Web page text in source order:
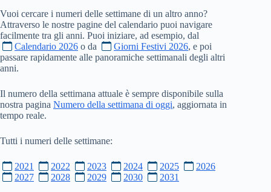
Vuoi cercare i numeri delle settimane di un altro anno?
Attraverso le nostre pagine del calendario puoi navigare
facilmente tra gli anni. Puoi iniziare, ad esempio, dal
Calendario 2026 o da Giorni Festivi 2026, e poi
passare rapidamente alle panoramiche settimanali degli altri
anni.
Il numero della settimana attuale è sempre disponibile sulla
nostra pagina Numero della settimana di oggi, aggiornata in
tempo reale.
Tutti i numeri delle settimane:
2021 2022 2023 2024 2025
2026
2027
2028 2029 2030 2031